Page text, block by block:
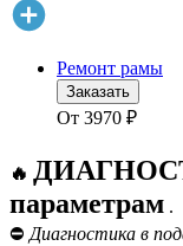
Ремонт рамы
Заказать
От 3970 ₽
🔥
параметрам .
⛔ Диагностика в